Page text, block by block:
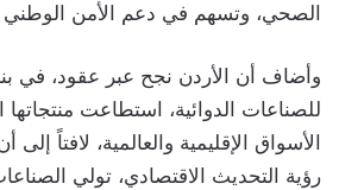
الصحي، وتسهم في دعم الأمن الوطني
وأضاف أن الأردن نجح عبر عقود، في
للصناعات الدوائية، استطاعت
الأسواق الإقليمية والعالمية، لافتاً
رؤية التحديث الاقتصادي، تولي